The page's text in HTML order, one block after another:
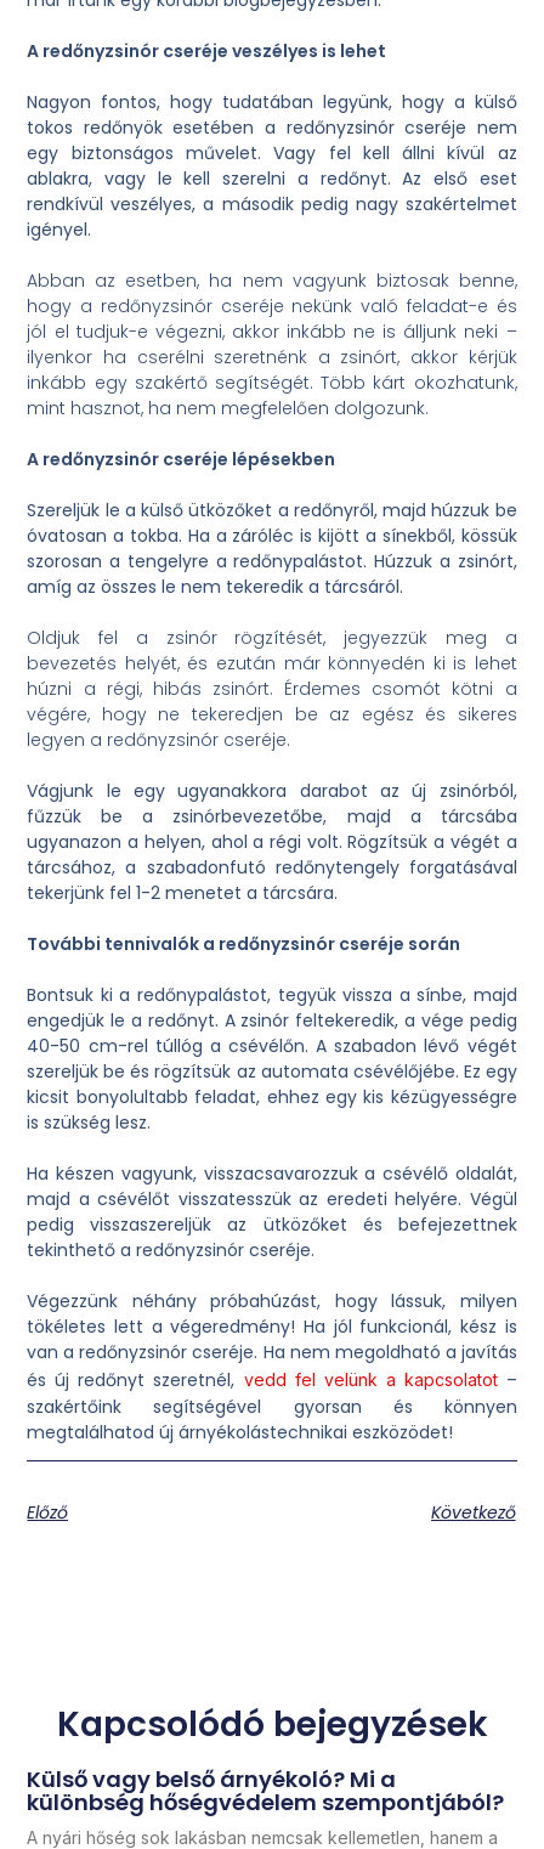
A redőnyzsinór cseréje veszélyes is lehet
Nagyon fontos, hogy tudatában legyünk, hogy a külső
tokos redőnyök esetében a redőnyzsinór cseréje nem
egy biztonságos művelet. Vagy fel kell állni kívül az
ablakra, vagy le kell szerelni a redőnyt. Az első eset
rendkívül veszélyes, a második pedig nagy szakértelmet
igényel.
Abban az esetben, ha nem vagyunk biztosak benne,
hogy a redőnyzsinór cseréje nekünk való feladat-e és
jól el tudjuk-e végezni, akkor inkább ne is álljunk neki –
ilyenkor ha cserélni szeretnénk a zsinórt, akkor kérjük
inkább egy szakértő segítségét. Több kárt okozhatunk,
mint hasznot, ha nem megfelelően dolgozunk.
A redőnyzsinór cseréje lépésekben
Szereljük le a külső ütközőket a redőnyről, majd húzzuk be
óvatosan a tokba. Ha a záróléc is kijött a sínekből, kössük
szorosan a tengelyre a redőnypalástot. Húzzuk a zsinórt,
amíg az összes le nem tekeredik a tárcsáról.
Oldjuk fel a zsinór rögzítését, jegyezzük meg a
bevezetés helyét, és ezután már könnyedén ki is lehet
húzni a régi, hibás zsinórt. Érdemes csomót kötni a
végére, hogy ne tekeredjen be az egész és sikeres
legyen a redőnyzsinór cseréje.
Vágjunk le egy ugyanakkora darabot az új zsinórból,
fűzzük be a zsinórbevezetőbe, majd a tárcsába
ugyanazon a helyen, ahol a régi volt. Rögzítsük a végét a
tárcsához, a szabadonfutó redőnytengely forgatásával
tekerjünk fel 1-2 menetet a tárcsára.
További tennivalók a redőnyzsinór cseréje során
Bontsuk ki a redőnypalástot, tegyük vissza a sínbe, majd
engedjük le a redőnyt. A zsinór feltekeredik, a vége pedig
40-50 cm-rel túllóg a csévélőn. A szabadon lévő végét
szereljük be és rögzítsük az automata csévélőjébe. Ez egy
kicsit bonyolultabb feladat, ehhez egy kis kézügyességre
is szükség lesz.
Ha készen vagyunk, visszacsavarozzuk a csévélő oldalát,
majd a csévélőt visszatesszük az eredeti helyére. Végül
pedig visszaszereljük az ütközőket és befejezettnek
tekinthető a redőnyzsinór cseréje.
Végezzünk néhány próbahúzást, hogy lássuk, milyen
tökéletes lett a végeredmény! Ha jól funkcionál, kész is
van a redőnyzsinór cseréje. Ha nem megoldható a javítás
és új redőnyt szeretnél, vedd fel velünk a kapcsolatot–
szakértőink segítségével gyorsan és könnyen
megtalálhatod új árnyékolástechnikai eszközödet!
Előző Következő
Kapcsolódó bejegyzések
Külső vagy belső árnyékoló? Mi a
különbség hőségvédelem szempontjából?
A nyári hőség sok lakásban nemcsak kellemetlen, hanem a